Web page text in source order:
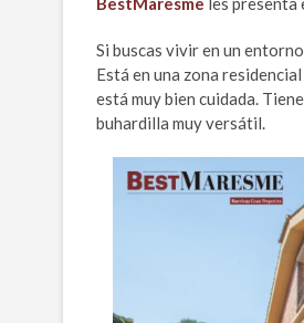
Si buscas vivir en un
Está en una zona
está muy bien cuidada.
buhardilla muy versátil.